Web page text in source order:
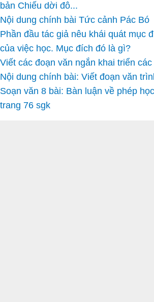
bản Chiếu dời đô...
Nội dung chính bài Tức cảnh Pác Bó
Phần đầu tác giả nêu khái quát mục
của việc học. Mục đích đó là gì?
Viết các đoạn văn ngắn khai triển
Nội dung chính bài: Viết đoạn văn
Soạn văn 8 bài: Bàn luận về phép
trang 76 sgk